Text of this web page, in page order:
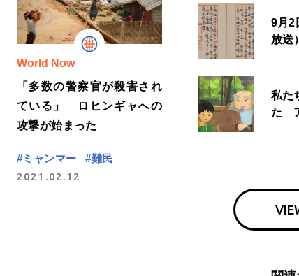
World Now
「多数の警察官が殺害され
ている」 ロヒンギャへの
攻撃が始まった
#ミャンマー
#難民
2021.02.12
9月2
放送
読
私た
た